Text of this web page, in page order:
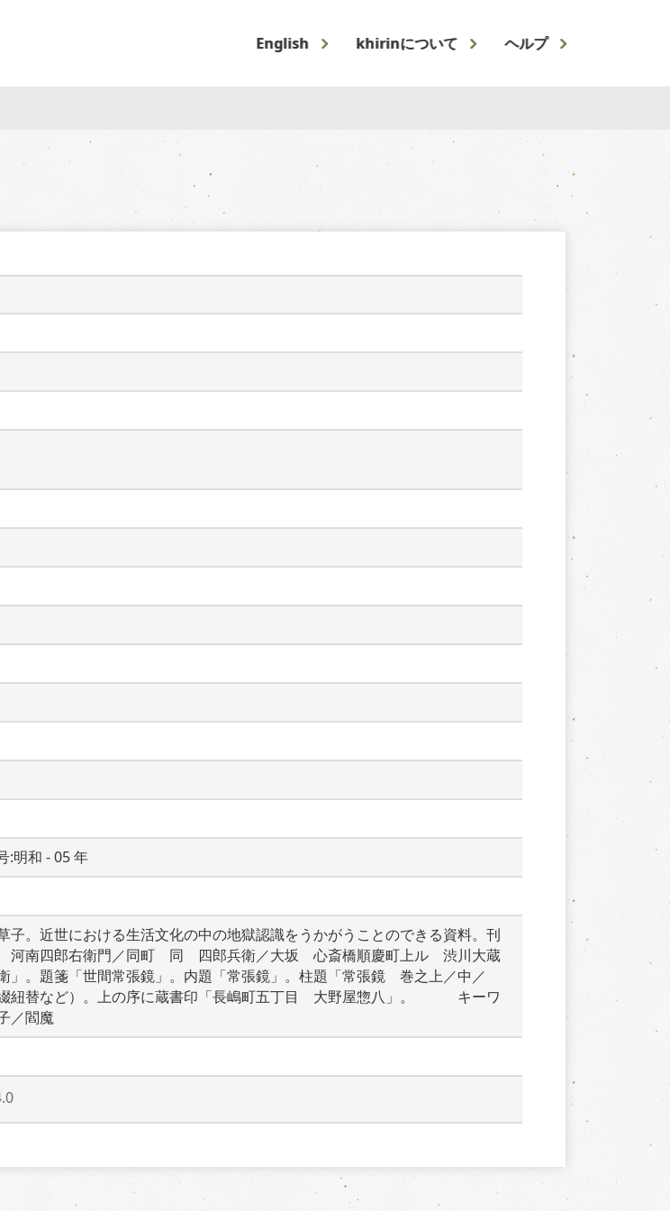
English khirinについて ヘルプ
:明和 - 05 年
子。近世における生活文化の中の地獄認識をうかがうことのできる資料。刊
河南四郎右衛門／同町　同　四郎兵衛／大坂　心斎橋順慶町上ル　渋川大蔵
」。題箋「世間常張鏡」。内題「常張鏡」。柱題「常張鏡　巻之上／中／
紐替など）。上の序に蔵書印「長嶋町五丁目　大野屋惣八」。　　　キーワ
／閻魔